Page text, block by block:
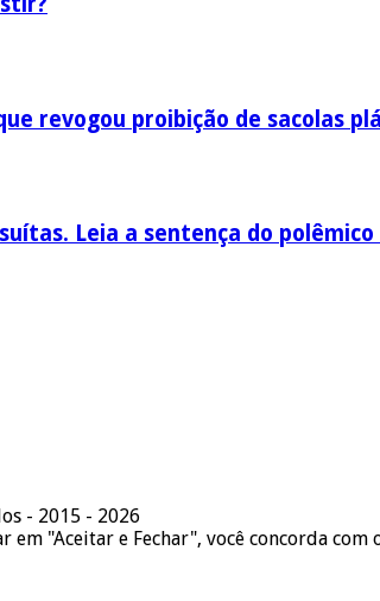
revogou proibição de sacolas
Leia a sentença do
- 2015 - 2026
"Aceitar e Fechar", você concorda